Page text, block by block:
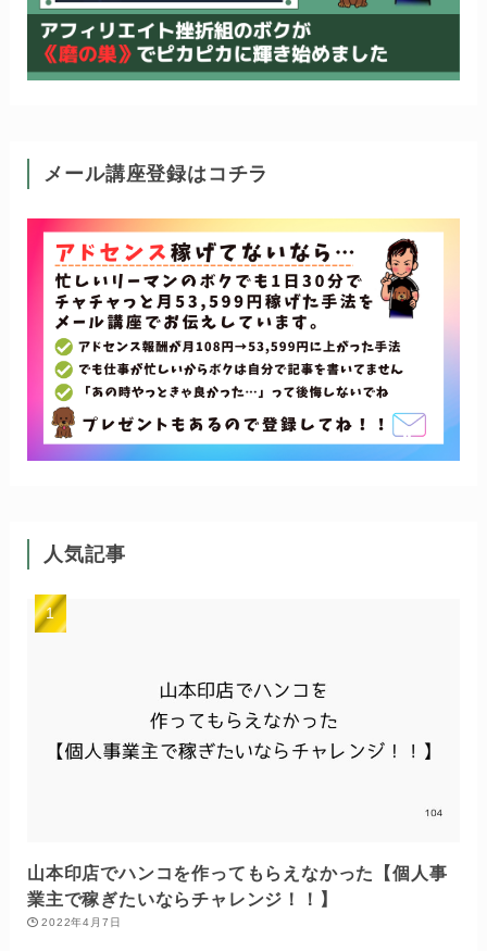
メール講座登録はコチラ
人気記事
山本印店でハンコを作ってもらえなかった【個人事
業主で稼ぎたいならチャレンジ！！】
2022年4月7日